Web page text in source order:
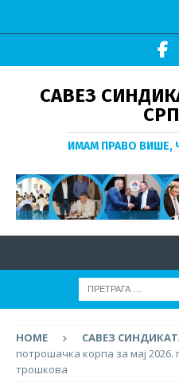
САВЕЗ
ИМАМ ПРАВО ВИШЕ,
HOME САВЕЗ
потрошачка корпа за мај 2026.
трошкова